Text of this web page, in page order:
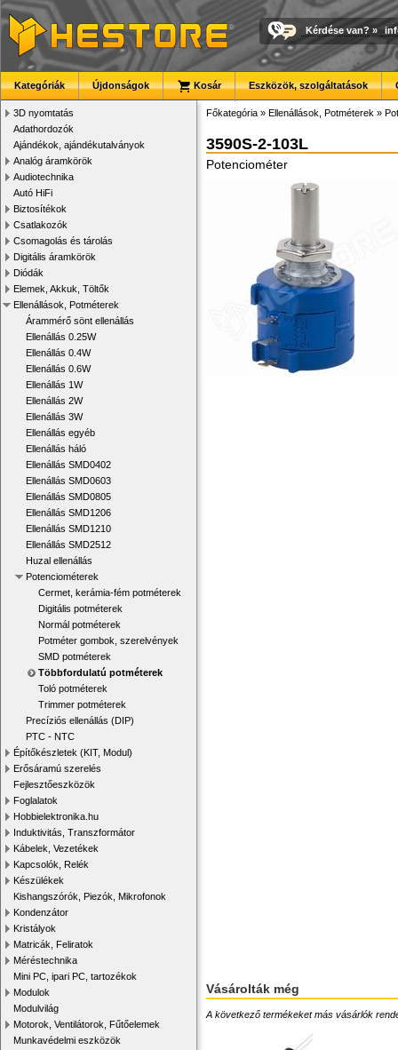
Kérdése van? »
Kategóriák Újdonságok Kosár Eszközök, szolgáltatások
3D nyomtatás
Adathordozók
Ajándékok, ajándékutalványok
Analóg áramkörök
Audiotechnika
Autó HiFi
Biztosítékok
Csatlakozók
Csomagolás és tárolás
Digitális áramkörök
Diódák
Elemek, Akkuk, Töltők
Ellenállások, Potméterek
Árammérő sönt ellenállás
Ellenállás 0.25W
Ellenállás 0.4W
Ellenállás 0.6W
Ellenállás 1W
Ellenállás 2W
Ellenállás 3W
Ellenállás egyéb
Ellenállás háló
Ellenállás SMD0402
Ellenállás SMD0603
Ellenállás SMD0805
Ellenállás SMD1206
Ellenállás SMD1210
Ellenállás SMD2512
Huzal ellenállás
Potenciométerek
Cermet, kerámia-fém potméterek
Digitális potméterek
Normál potméterek
Potméter gombok, szerelvények
SMD potméterek
Többfordulatú potméterek
Toló potméterek
Trimmer potméterek
Precíziós ellenállás (DIP)
PTC - NTC
Építőkészletek (KIT, Modul)
Erősáramú szerelés
Fejlesztőeszközök
Foglalatok
Hobbielektronika.hu
Induktivitás, Transzformátor
Kábelek, Vezetékek
Kapcsolók, Relék
Készülékek
Kishangszórók, Piezók, Mikrofonok
Kondenzátor
Kristályok
Matricák, Feliratok
Méréstechnika
Mini PC, ipari PC, tartozékok
Modulok
Modulvilág
Motorok, Ventilátorok, Fűtőelemek
Munkavédelmi eszközök
Főkategória » Ellenállások, Potméterek »
3590S-2-103L
Potenciométer
Vásárolták még
A következő termékeket más vásárlók